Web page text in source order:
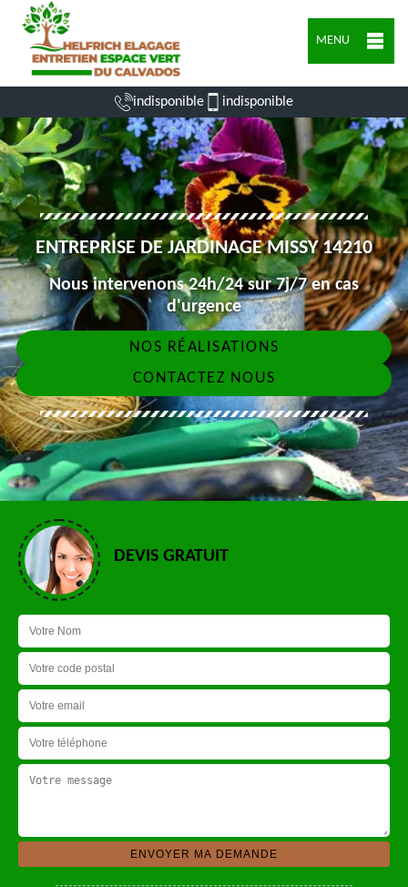
MENU
indisponible indisponible
ENTREPRISE DE JARDINAGE MISSY 14210
Nous intervenons 24h/24 sur 7j/7 en cas
d'urgence
NOS RÉALISATIONS
CONTACTEZ NOUS
DEVIS GRATUIT